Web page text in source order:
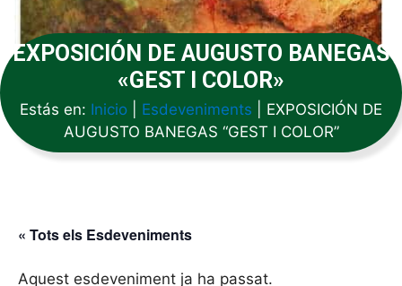
EXPOSICIÓN DE AUGUSTO BANEGAS
«GEST I COLOR»
Estás en: Inicio Esdeveniments
EXPOSICIÓN DE
AUGUSTO BANEGAS “GEST I COLOR”
« Tots els Esdeveniments
Aquest esdeveniment ja ha passat.